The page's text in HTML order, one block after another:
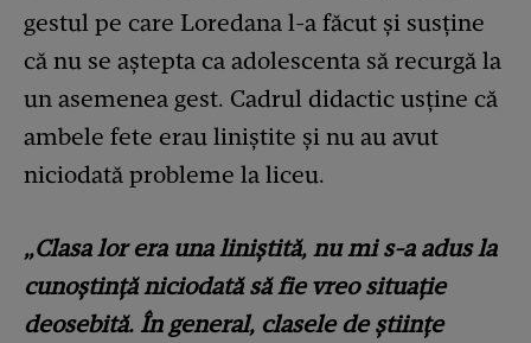
gestul pe care Loredana l-a făcut și susține
că nu se aștepta ca adolescenta să recurgă la
un asemenea gest. Cadrul didactic usține că
ambele fete erau liniștite și nu au avut
niciodată probleme la liceu.
„Clasa lor era una liniștită, nu mi s-a adus la
cunoștință niciodată să fie vreo situație
deosebită. În general, clasele de științe